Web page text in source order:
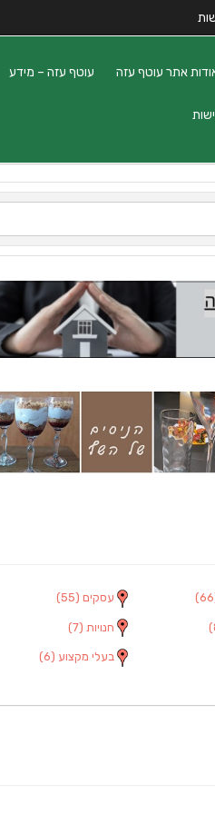
אתר עוטף עזה עוטף עזה – מידע
עסקים (55)
חנויות (7)
בעלי מקצוע (6)